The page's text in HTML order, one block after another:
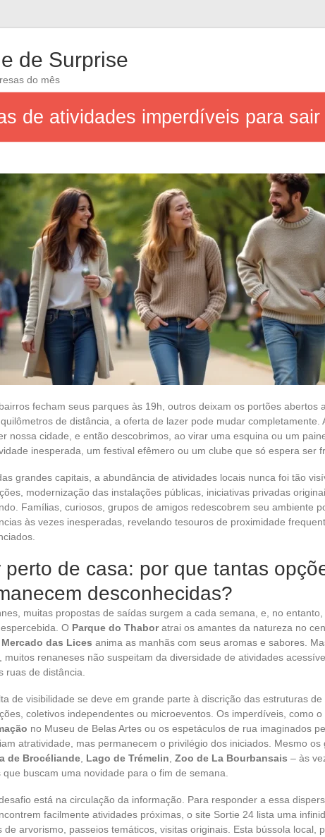
de Surprise
do mês
de atividades imperdíveis para
fecham seus parques às 19h, outros deixam os portões abertos
de distância, a oferta de lazer pode mudar completamente.
nossa cidade, e então descobrimos, ao virar uma esquina ou um
inesperada, um festival efêmero ou um clube que só espera ser
grandes capitais, a abundância de atividades locais nunca foi tão
modernização das instalações públicas, iniciativas privadas
Famílias, curiosos, grupos de amigos redescobrem seu ambiente
às vezes inesperadas, revelando tesouros de proximidade
perto de casa: por que tantas
desconhecidas?
muitas propostas de saídas surgem a cada semana, e, no
O Parque do Thaboratrai os amantes da natureza no
Mercado das Lices anima as manhãs com seus aromas e sabores.
muitos renaneses não suspeitam da diversidade de atividades
ruas de distância.
de visibilidade se deve em grande parte à discrição das estruturas
coletivos independentes ou microeventos. Os imperdíveis, como o
no Museu de Belas Artes ou os espetáculos de rua imaginados
atratividade, mas permanecem o privilégio dos iniciados. Mesmo os
de Brocéliande Lago de Trémelin Zoo de La Bourbansais – às
que buscam uma novidade para o fim de semana.
está na circulação da informação. Para responder a essa
facilmente atividades próximas, o site Sortie 24 lista uma
de arvorismo, passeios temáticos, visitas originais. Esta bússola local,